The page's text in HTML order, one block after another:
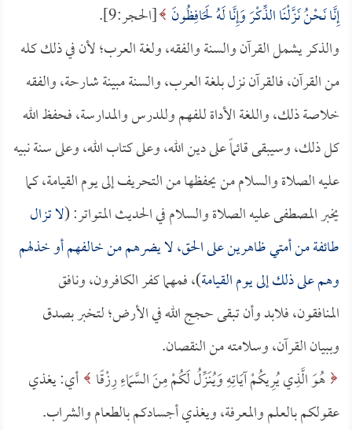
إِنَّا نَحْنُ نَزَّلْنَا الذِّكْرَ وَإِنَّا لَهُ لَحَافِظُونَ [الحجر:9].
والذكر يشمل القرآن والسنة والفقه، ولغة العرب؛ لأن في ذلك كله
من القرآن، فالقرآن نزل بلغة العرب، والسنة مبينة شارحة، والفقه
خلاصة ذلك، واللغة الأداة للفهم وللدرس والمدارسة، فحفظ الله
كل ذلك، وسيبقى قائماً على دين الله، وعلى كتاب الله، وعلى سنة نبيه
عليه الصلاة والسلام من يحفظها من التحريف إلى يوم القيامة، كما
يخبر المصطفى عليه الصلاة والسلام في الحديث المتواتر: (لا تزال
طائفة من أمتي ظاهرين على الحق، لا يضرهم من خالفهم أو خذلهم
وهم على ذلك إلى يوم القيامة)، فمهما كفر الكافرون، ونافق
المنافقون، فلابد وأن تبقى حجج الله في الأرض؛ لتخبر بصدق
وببيان القرآن، وسلامته من النقصان.
هُوَ الَّذِي يُرِيكُمْ آيَاتِهِ وَيُنَزِّلُ لَكُمْ مِنَ السَّمَاءِ رِزْقًا أي: يغذي
عقولكم بالعلم والمعرفة، ويغذي أجسادكم بالطعام والشراب.